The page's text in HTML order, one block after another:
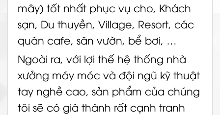
mây) tốt nhất phục vụ cho, Khách
sạn, Du thuyền, Village, Resort, các
quán cafe, sân vườn, bể bơi, …
Ngoài ra, với lợi thế hệ thống nhà
xưởng máy móc và đội ngũ kỹ thuật
tay nghề cao, sản phẩm của chúng
tôi sẽ có giá thành rất cạnh tranh